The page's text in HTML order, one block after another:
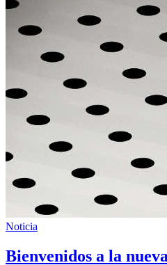
Noticia
Bienvenidos a la